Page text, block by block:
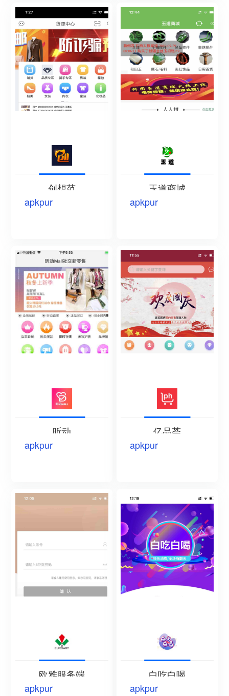
创想范
apkpur
玉道商城
apkpur
昕动
apkpur
亿品荟
apkpur
欧雅服务端
apkpur
白吃白喝
apkpur